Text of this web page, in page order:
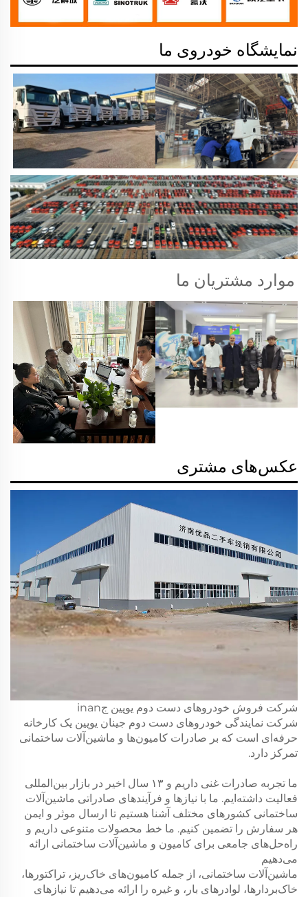
نمایشگاه خودروی ما
موارد مشتریان ما
عکس‌های مشتری
شرکت فروش خودروهای دست دوم یوپین جinan
شرکت نمایندگی خودروهای دست دوم جینان یوپین یک کارخانه
حرفه‌ای است که بر صادرات کامیون‌ها و ماشین‌آلات ساختمانی
تمرکز دارد.
ما تجربه صادرات غنی داریم و ۱۳ سال اخیر در بازار بین‌المللی
فعالیت داشته‌ایم. ما با نیازها و فرآیندهای صادراتی ماشین‌آلات
ساختمانی کشورهای مختلف آشنا هستیم تا ارسال موثر و ایمن
هر سفارش را تضمین کنیم. ما خط محصولات متنوعی داریم و
راه‌حل‌های جامعی برای کامیون و ماشین‌آلات ساختمانی ارائه
می‌دهیم
ماشین‌آلات ساختمانی، از جمله کامیون‌های خاک‌ریز، تراکتورها،
خاک‌بردارها، لوادرهای بار، و غیره را ارائه می‌دهیم تا نیازهای